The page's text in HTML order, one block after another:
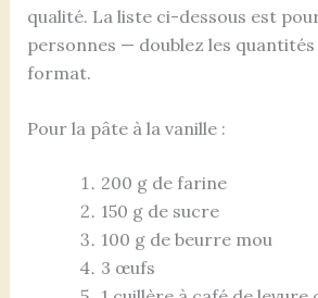
qualité. La liste ci-dessous est
personnes — doublez les
format.
Pour la pâte à la vanille :
200 g de farine
150 g de sucre
100 g de beurre mou
3 œufs